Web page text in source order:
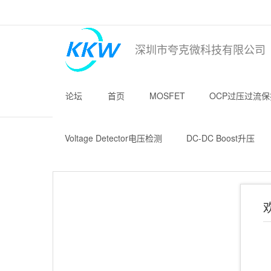
深圳市夸克微科技有限公司
论坛 首页 MOSFET OCP过压过流
Voltage Detector电压检测 DC-DC Boost升压